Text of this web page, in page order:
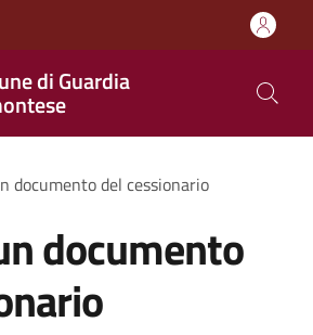
di Guardia
documento del cessionario
documento